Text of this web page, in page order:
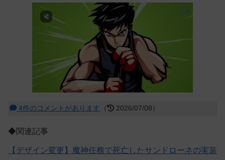
4件のコメントがあります （ 2026/07/08）
◆関連記事
【デザイン変更】魔神任務で死亡したサンドローネの実装